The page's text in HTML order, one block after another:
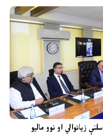
آی ایم ایف د پیټرولیم لیوي کې د ۱۸ سلنې زیاتوالي او نوو مالیو